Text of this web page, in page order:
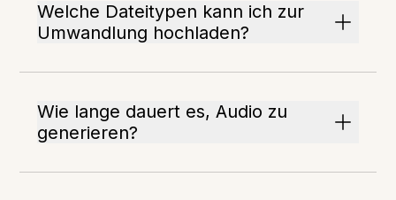
Welche Dateitypen kann ich zur
Umwandlung hochladen?
Wie lange dauert es, Audio zu
generieren?